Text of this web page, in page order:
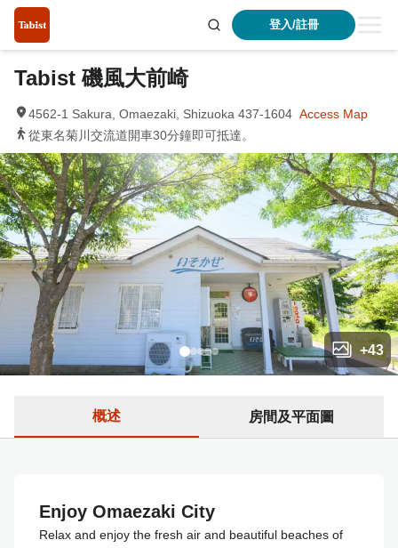
登入/註冊
+43
Tabist 磯風大前崎
4562-1 Sakura, Omaezaki, Shizuoka 437-1604 Access Map
從東名菊川交流道開車30分鐘即可抵達。
概述 房間及平面圖
Enjoy Omaezaki City
Relax and enjoy the fresh air and beautiful beaches of